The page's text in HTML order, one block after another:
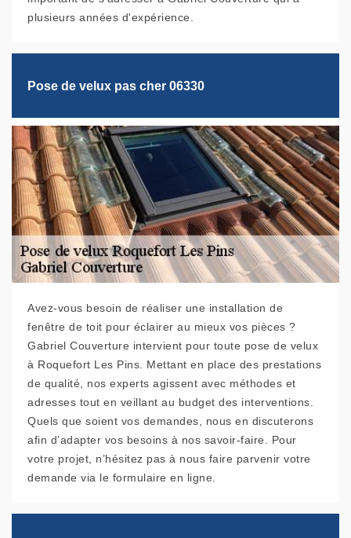
plusieurs années d'expérience.
Pose de velux pas cher 06330
Avez-vous besoin de réaliser une installation de
fenêtre de toit pour éclairer au mieux vos pièces ?
Gabriel Couverture intervient pour toute pose de velux
à Roquefort Les Pins. Mettant en place des prestations
de qualité, nos experts agissent avec méthodes et
adresses tout en veillant au budget des interventions.
Quels que soient vos demandes, nous en discuterons
afin d’adapter vos besoins à nos savoir-faire. Pour
votre projet, n’hésitez pas à nous faire parvenir votre
demande via le formulaire en ligne.